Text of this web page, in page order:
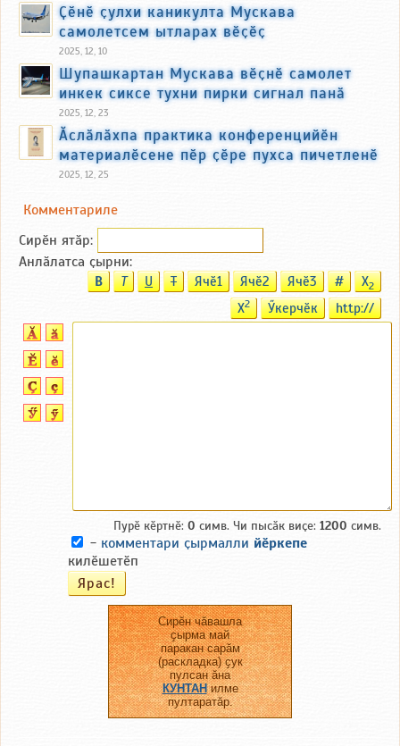
Ҫӗнӗ ҫулхи каникулта Мускава
самолетсем ытларах вӗҫӗҫ
2025, 12, 10
Шупашкартан Мускава вӗҫнӗ самолет
инкек сиксе тухни пирки сигнал панӑ
2025, 12, 23
Ӑслӑлӑхпа практика конференцийӗн
материалӗсене пӗр ҫӗре пухса пичетленӗ
2025, 12, 25
Комментариле
Сирӗн ятӑp:
Анлӑлатса ҫырни:
B T U T Ячӗ1 Ячӗ2 Ячӗ3 # X2
X2 Ӳкерчӗк http://
Пурӗ кӗртнӗ: 0 симв. Чи пысӑк виҫе: 1200 симв.
- комментари ҫырмалли йӗркепе
килӗшетӗп
Сирӗн чӑвашла
ҫырма май
паракан сарӑм
(раскладка) ҫук
пулсан ӑна
КУНТАНилме
пултаратӑр.